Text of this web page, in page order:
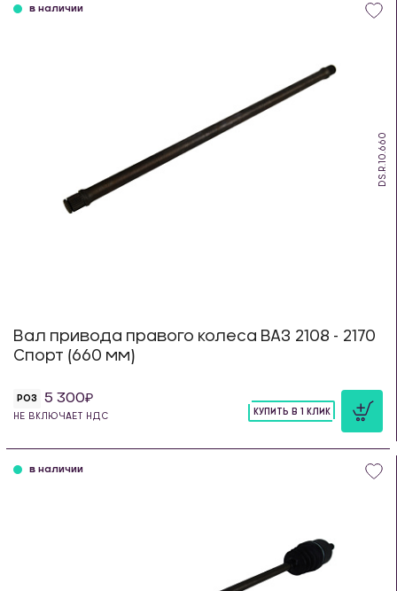
DS.R.10.660
в наличии
Вал привода правого колеса ВАЗ 2108 - 2170
Спорт (660 мм)
РОЗ 5 300
НЕ ВКЛЮЧАЕТ НДС
КУПИТЬ В 1 КЛИК
в наличии